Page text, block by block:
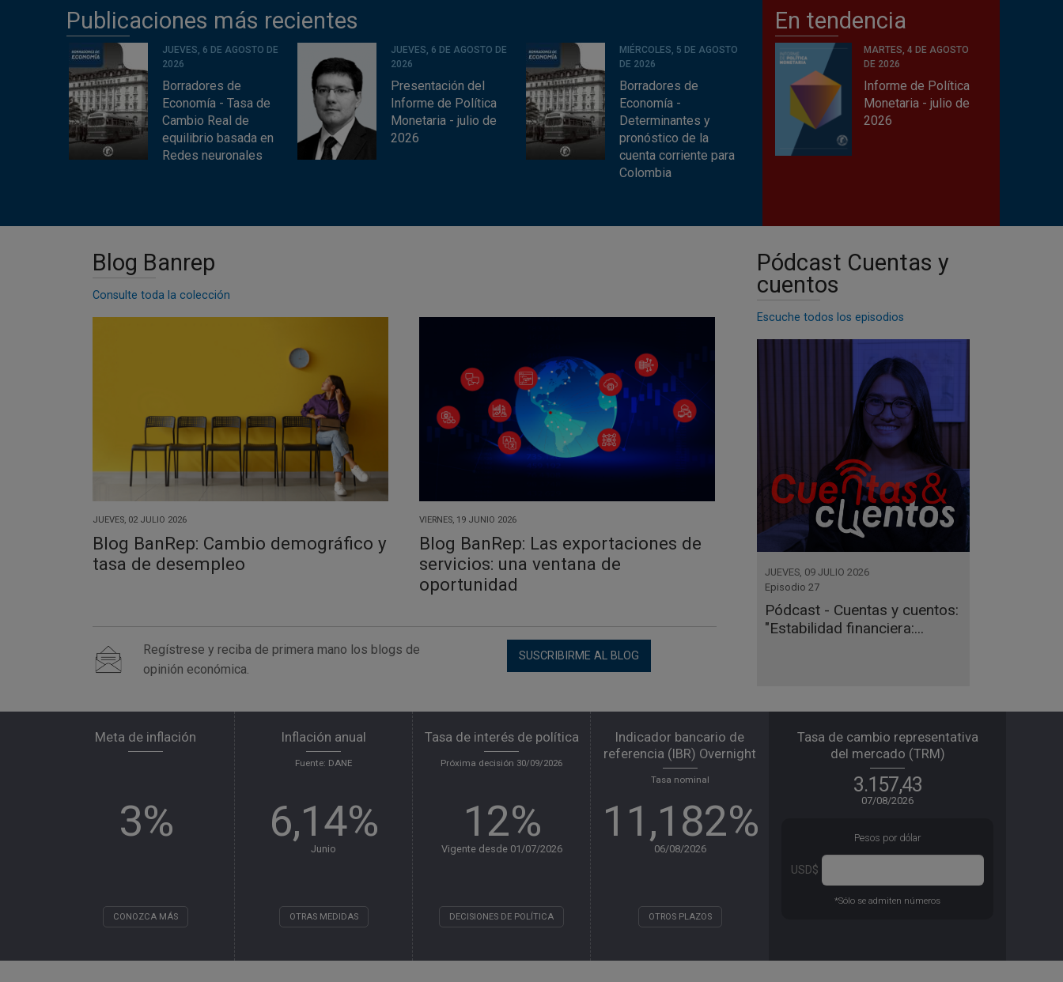
Publicaciones más recientes
JUEVES, 6 DE AGOSTO DE
2026
Borradores de
Economía - Tasa de
Cambio Real de
equilibrio basada en
Redes neuronales
JUEVES, 6 DE AGOSTO DE
2026
Presentación del
Informe de Política
Monetaria - julio de
2026
MIÉRCOLES, 5 DE AGOSTO
DE 2026
Borradores de
Economía -
Determinantes y
pronóstico de la
cuenta corriente para
Colombia
En tendencia
MARTES, 4 DE AGOSTO
DE 2026
Informe de Política
Monetaria - julio de
2026
Blog Banrep
Consulte toda la colección
JUEVES, 02 JULIO 2026
Blog BanRep: Cambio demográfico y
tasa de desempleo
VIERNES, 19 JUNIO 2026
Blog BanRep: Las exportaciones de
servicios: una ventana de
oportunidad
Regístrese y reciba de primera mano los blogs de
opinión económica.
SUSCRIBIRME AL BLOG
Pódcast Cuentas y
cuentos
Escuche todos los episodios
JUEVES, 09 JULIO 2026
Episodio 27
Pódcast - Cuentas y cuentos:
"Estabilidad financiera:...
Meta de inflación
3%
CONOZCA MÁS
Inflación anual
Fuente: DANE
6,14%
Junio
OTRAS MEDIDAS
Tasa de interés de política
Próxima decisión 30/09/2026
12%
Vigente desde 01/07/2026
DECISIONES DE POLÍTICA
Indicador bancario de
referencia (IBR) Overnight
Tasa nominal
11,182%
06/08/2026
OTROS PLAZOS
Tasa de cambio representativa
del mercado (TRM)
3.157,43
07/08/2026
Pesos por dólar
*Sólo se admiten números